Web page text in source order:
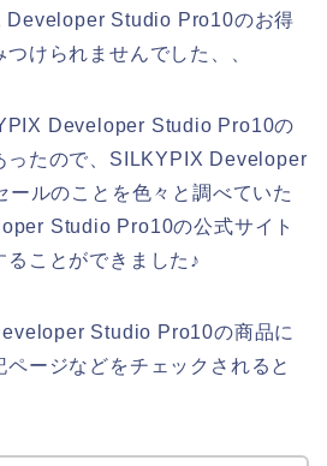
Developer Studio Pro10のお得
けられませんでした、、
Developer Studio Pro10の
ったので、SILKYPIX Developer
ルのことを色々と調べていた
Studio Pro10の公式サイト
ることができました♪
Studio Pro10の商品に
ージなどをチェックされると